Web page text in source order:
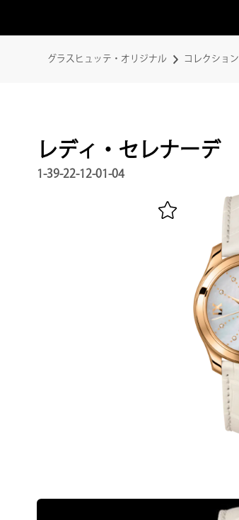
グラスヒュッテ・オリジナル コレクション
レディ・セレナーデ
1-39-22-12-01-04